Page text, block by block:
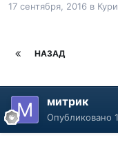
17 сентября, 2016 в
НАЗАД
митрик
Опубликовано